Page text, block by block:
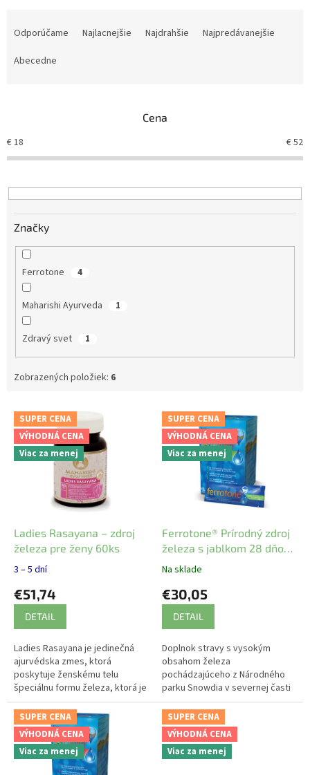
r
o
u
k
Odporúčame Najlacnejšie Najdrahšie
Najpredávanejšie
Abecedne
Cena
€18 €52
Značky
Ferrotone 4
Maharishi Ayurveda 1
Zdravý svet 1
Zobrazených položiek: 6
V
p
SUPER CENA
VÝHODNÁ CENA
Viac za menej
Ladies Rasayana – zdroj
železa pre ženy 60ks
3 – 5 dní
€51,74
DETAIL
Ladies Rasayana je jedinečná
ajurvédska zmes, ktorá
poskytuje ženskému telu
špeciálnu formu železa, ktorá je
ľahko stráviteľná a dobre
znášaná.
SUPER CENA
VÝHODNÁ CENA
Viac za menej
Ferrotone® Prírodný zdroj
železa s jablkom 28 dňové
balenie
Na sklade
€30,05
DETAIL
Doplnok stravy s vysokým
obsahom železa
pochádzajúceho z Národného
parku Snowdia v severnej časti
Walesu. 100% prírodný produkt.
Šetrný na žalúdok, v unikátnej
tekutej forme a...
SUPER CENA
VÝHODNÁ CENA
Viac za menej
SUPER CENA
VÝHODNÁ CENA
Viac za menej